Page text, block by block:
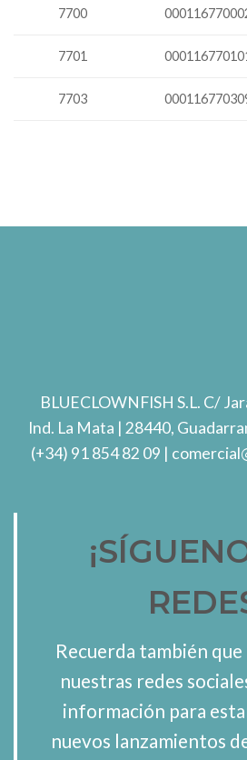
7700
7701
7703
BLUECLOWNFISH S.L. C/
Ind. La Mata | 28440,
(+34) 91 854 82 09 |
Recuerda también
nuestras redes
información para
nuevos lanzamientos